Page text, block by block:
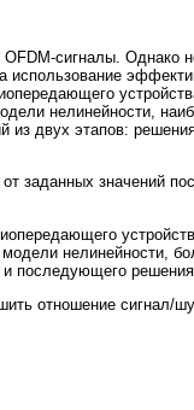
сигналы. Однако
использование
нелинейности,
двух этапов: решения
заданных значений
нелинейности,
последующего решения
отношение сигнал/